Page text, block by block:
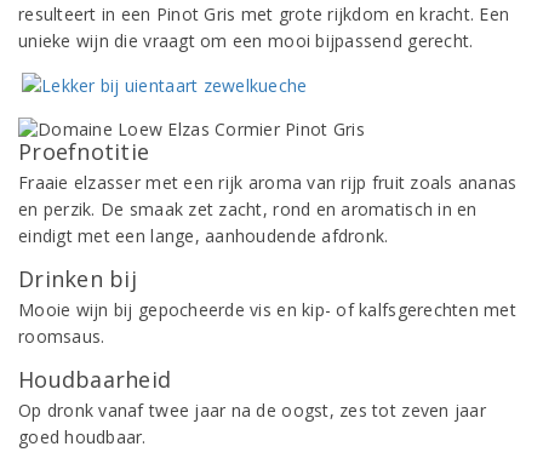
resulteert in een Pinot Gris met grote rijkdom en kracht. Een
unieke wijn die vraagt om een mooi bijpassend gerecht.
Proefnotitie
Fraaie elzasser met een rijk aroma van rijp fruit zoals ananas
en perzik. De smaak zet zacht, rond en aromatisch in en
eindigt met een lange, aanhoudende afdronk.
Drinken bij
Mooie wijn bij gepocheerde vis en kip- of kalfsgerechten met
roomsaus.
Houdbaarheid
Op dronk vanaf twee jaar na de oogst, zes tot zeven jaar
goed houdbaar.